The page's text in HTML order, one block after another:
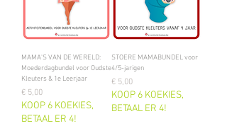
MAMA'S VAN DE WERELD:
Moederdagbundel voor Oudste
Kleuters & 1e Leerjaar
Prijs
€ 5,00
KOOP 6 KOEKIES,
BETAAL ER 4!
STOERE MAMABUNDEL voor
4/5-jarigen
Prijs
€ 5,00
KOOP 6 KOEKIES,
BETAAL ER 4!